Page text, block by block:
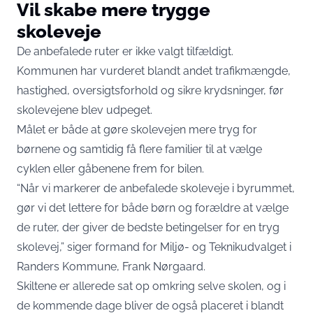
Vil skabe mere trygge
skoleveje
De anbefalede ruter er ikke valgt tilfældigt.
Kommunen har vurderet blandt andet trafikmængde,
hastighed, oversigtsforhold og sikre krydsninger, før
skolevejene blev udpeget.
Målet er både at gøre skolevejen mere tryg for
børnene og samtidig få flere familier til at vælge
cyklen eller gåbenene frem for bilen.
“Når vi markerer de anbefalede skoleveje i byrummet,
gør vi det lettere for både børn og forældre at vælge
de ruter, der giver de bedste betingelser for en tryg
skolevej,” siger formand for Miljø- og Teknikudvalget i
Randers Kommune, Frank Nørgaard.
Skiltene er allerede sat op omkring selve skolen, og i
de kommende dage bliver de også placeret i blandt